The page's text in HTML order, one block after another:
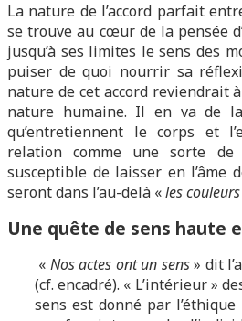
La nature de l’accord parfait
se trouve au cœur de la pensée
jusqu’à ses limites le sens des
puiser de quoi nourrir sa
nature de cet accord reviendrait
nature humaine. Il en va de
qu’entretiennent le corps et
relation comme une sorte de
susceptible de laisser en l’âme
seront dans l’au-delà «les
Une quête de sens haute
« Nos actes ont un sens» dit
(cf. encadré). « L’intérieur »
sens est donné par